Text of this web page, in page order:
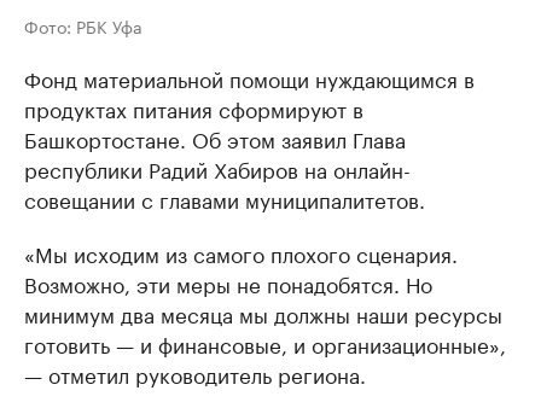
Фото: РБК Уфа
Фонд материальной помощи нуждающимся в
продуктах питания сформируют в
Башкортостане. Об этом заявил Глава
республики Радий Хабиров на онлайн-
совещании с главами муниципалитетов.
«Мы исходим из самого плохого сценария.
Возможно, эти меры не понадобятся. Но
минимум два месяца мы должны наши ресурсы
готовить — и финансовые, и организационные»,
— отметил руководитель региона.